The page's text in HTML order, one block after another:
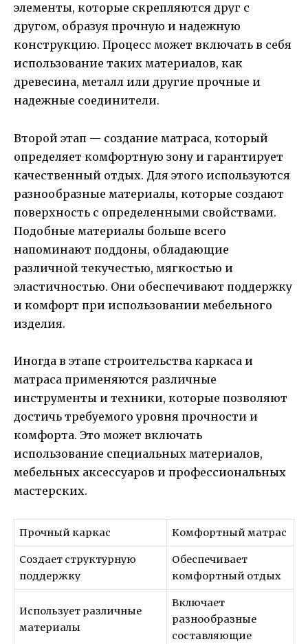
элементы, которые скрепляются друг с
другом, образуя прочную и надежную
конструкцию. Процесс может включать в себя
использование таких материалов, как
древесина, металл или другие прочные и
надежные соединители.
Второй этап — создание матраса, который
определяет комфортную зону и гарантирует
качественный отдых. Для этого используются
разнообразные материалы, которые создают
поверхность с определенными свойствами.
Подобные материалы больше всего
напоминают поддоны, обладающие
различной текучестью, мягкостью и
эластичностью. Они обеспечивают поддержку
и комфорт при использовании мебельного
изделия.
Иногда в этапе строительства каркаса и
матраса применяются различные
инструменты и техники, которые позволяют
достичь требуемого уровня прочности и
комфорта. Это может включать
использование специальных материалов,
мебельных аксессуаров и профессиональных
мастерских.
Прочный каркас Комфортный матрас
Создает структурную
поддержку
Обеспечивает
комфортный отдых
Использует различные
материалы
Включает
разнообразные
составляющие